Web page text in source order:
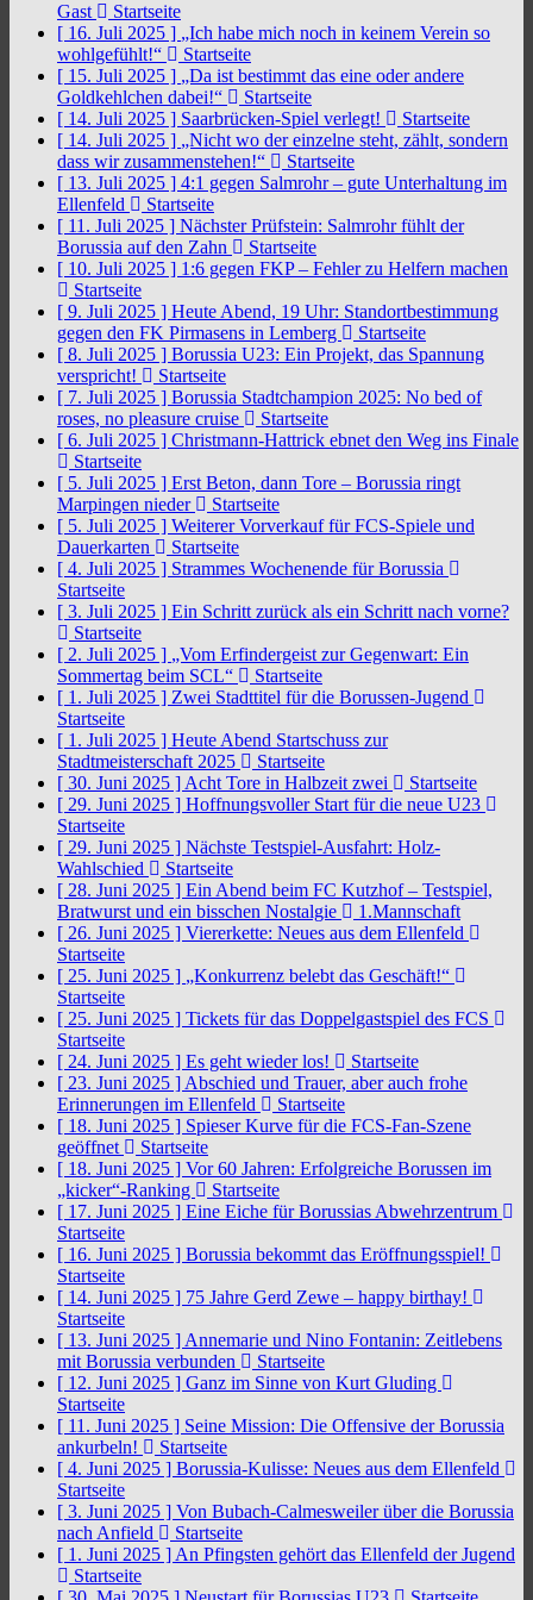
Gast
Startseite
[ 16. Juli 2025 ] „Ich habe mich noch in keinem Verein so
wohlgefühlt!“
Startseite
[ 15. Juli 2025 ] „Da ist bestimmt das eine oder andere
Goldkehlchen dabei!“
Startseite
[ 14. Juli 2025 ] Saarbrücken-Spiel verlegt!
Startseite
[ 14. Juli 2025 ] „Nicht wo der einzelne steht, zählt, sondern
dass wir zusammenstehen!“
Startseite
[ 13. Juli 2025 ] 4:1 gegen Salmrohr – gute Unterhaltung im
Ellenfeld
Startseite
[ 11. Juli 2025 ] Nächster Prüfstein: Salmrohr fühlt der
Borussia auf den Zahn
Startseite
[ 10. Juli 2025 ] 1:6 gegen FKP – Fehler zu Helfern machen
Startseite
[ 9. Juli 2025 ] Heute Abend, 19 Uhr: Standortbestimmung
gegen den FK Pirmasens in Lemberg
Startseite
[ 8. Juli 2025 ] Borussia U23: Ein Projekt, das Spannung
verspricht!
Startseite
[ 7. Juli 2025 ] Borussia Stadtchampion 2025: No bed of
roses, no pleasure cruise
Startseite
[ 6. Juli 2025 ] Christmann-Hattrick ebnet den Weg ins Finale
Startseite
[ 5. Juli 2025 ] Erst Beton, dann Tore – Borussia ringt
Marpingen nieder
Startseite
[ 5. Juli 2025 ] Weiterer Vorverkauf für FCS-Spiele und
Dauerkarten
Startseite
[ 4. Juli 2025 ] Strammes Wochenende für Borussia
Startseite
[ 3. Juli 2025 ] Ein Schritt zurück als ein Schritt nach vorne?
Startseite
[ 2. Juli 2025 ] „Vom Erfindergeist zur Gegenwart: Ein
Sommertag beim SCL“
Startseite
[ 1. Juli 2025 ] Zwei Stadttitel für die Borussen-Jugend
Startseite
[ 1. Juli 2025 ] Heute Abend Startschuss zur
Stadtmeisterschaft 2025
Startseite
[ 30. Juni 2025 ] Acht Tore in Halbzeit zwei
Startseite
[ 29. Juni 2025 ] Hoffnungsvoller Start für die neue U23
Startseite
[ 29. Juni 2025 ] Nächste Testspiel-Ausfahrt: Holz-
Wahlschied
Startseite
[ 28. Juni 2025 ] Ein Abend beim FC Kutzhof – Testspiel,
Bratwurst und ein bisschen Nostalgie
1.Mannschaft
[ 26. Juni 2025 ] Viererkette: Neues aus dem Ellenfeld
Startseite
[ 25. Juni 2025 ] „Konkurrenz belebt das Geschäft!“
Startseite
[ 25. Juni 2025 ] Tickets für das Doppelgastspiel des FCS
Startseite
[ 24. Juni 2025 ] Es geht wieder los!
Startseite
[ 23. Juni 2025 ] Abschied und Trauer, aber auch frohe
Erinnerungen im Ellenfeld
Startseite
[ 18. Juni 2025 ] Spieser Kurve für die FCS-Fan-Szene
geöffnet
Startseite
[ 18. Juni 2025 ] Vor 60 Jahren: Erfolgreiche Borussen im
„kicker“-Ranking
Startseite
[ 17. Juni 2025 ] Eine Eiche für Borussias Abwehrzentrum
Startseite
[ 16. Juni 2025 ] Borussia bekommt das Eröffnungsspiel!
Startseite
[ 14. Juni 2025 ] 75 Jahre Gerd Zewe – happy birthay!
Startseite
[ 13. Juni 2025 ] Annemarie und Nino Fontanin: Zeitlebens
mit Borussia verbunden
Startseite
[ 12. Juni 2025 ] Ganz im Sinne von Kurt Gluding
Startseite
[ 11. Juni 2025 ] Seine Mission: Die Offensive der Borussia
ankurbeln!
Startseite
[ 4. Juni 2025 ] Borussia-Kulisse: Neues aus dem Ellenfeld
Startseite
[ 3. Juni 2025 ] Von Bubach-Calmesweiler über die Borussia
nach Anfield
Startseite
[ 1. Juni 2025 ] An Pfingsten gehört das Ellenfeld der Jugend
Startseite